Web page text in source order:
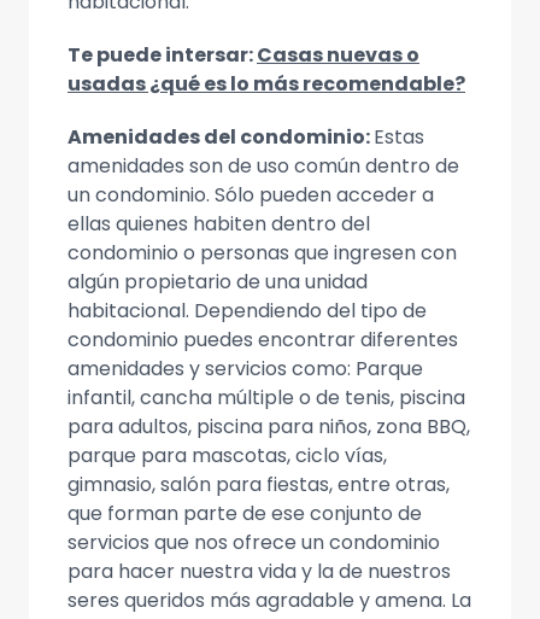
Te puede intersar:Casas nuevas o
usadas ¿qué es lo más recomendable?
Amenidades del condominio:Estas
amenidades son de uso común dentro de
un condominio. Sólo pueden acceder a
ellas quienes habiten dentro del
condominio o personas que ingresen con
algún propietario de una unidad
habitacional. Dependiendo del tipo de
condominio puedes encontrar diferentes
amenidades y servicios como: Parque
infantil, cancha múltiple o de tenis, piscina
para adultos, piscina para niños, zona BBQ,
parque para mascotas, ciclo vías,
gimnasio, salón para fiestas, entre otras,
que forman parte de ese conjunto de
servicios que nos ofrece un condominio
para hacer nuestra vida y la de nuestros
seres queridos más agradable y amena. La